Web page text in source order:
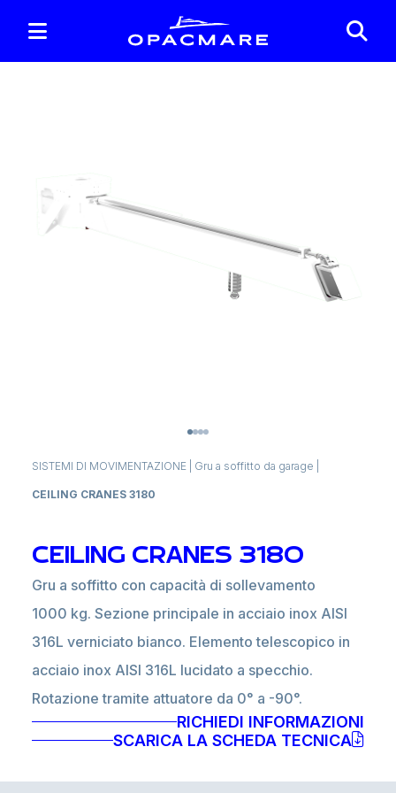
SISTEMI DI MOVIMENTAZIONE Gru a soffitto da garage
CEILING CRANES 3180
CEILING CRANES 3180
Gru a soffitto con capacità di sollevamento
1000 kg. Sezione principale in acciaio inox AISI
316L verniciato bianco. Elemento telescopico in
acciaio inox AISI 316L lucidato a specchio.
Rotazione tramite attuatore da 0° a -90°.
RICHIEDI INFORMAZIONI
SCARICA LA SCHEDA TECNICA